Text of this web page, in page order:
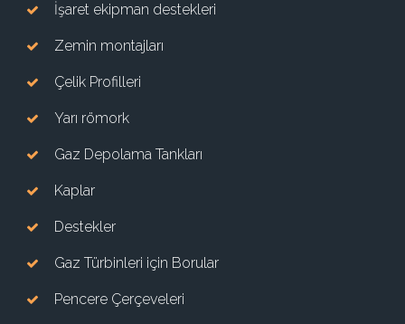
İşaret ekipman destekleri
Zemin montajları
Çelik Profilleri
Yarı römork
Gaz Depolama Tankları
Kaplar
Destekler
Gaz Türbinleri için Borular
Pencere Çerçeveleri